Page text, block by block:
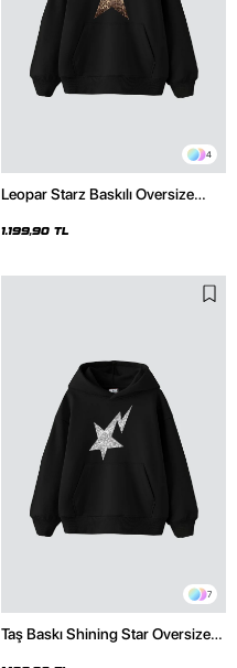
4
Leopar Starz Baskılı Oversize
1.199,90 TL
7
Taş Baskı Shining Star Oversize